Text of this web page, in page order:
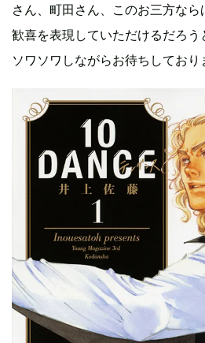
さん、町田さん、このお三方な
歓喜を表現していただけるだろ
ソワソワしながらお待ちしており